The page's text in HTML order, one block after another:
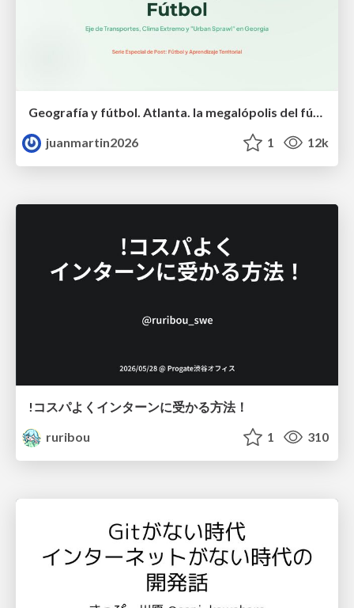
juanmartin2026
1 12k
!コスパよくインターンに受かる方法！
ruribou
1 310